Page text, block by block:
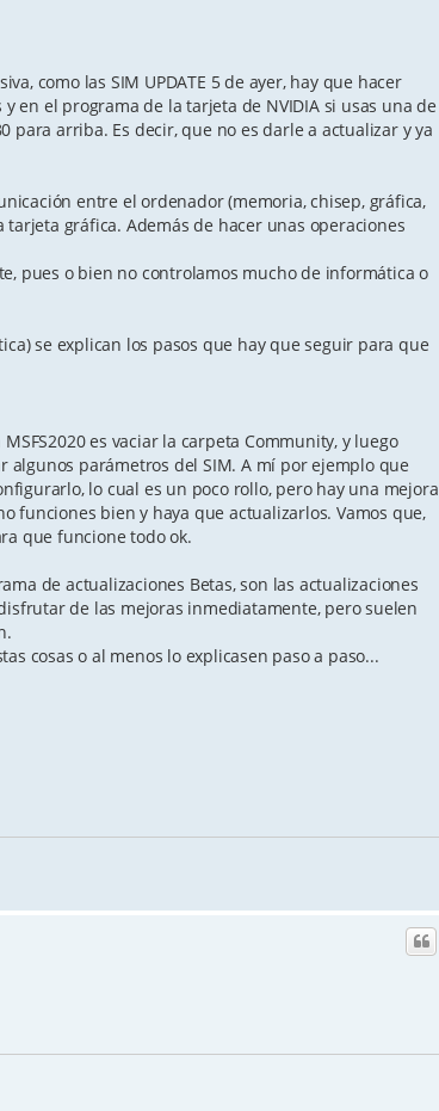
como las SIM UPDATE 5 de ayer, hay que hacer
en el programa de la tarjeta de NVIDIA si usas una de
arriba. Es decir, que no es darle a actualizar y ya
entre el ordenador (memoria, chisep, gráfica,
gráfica. Además de hacer unas operaciones
pues o bien no controlamos mucho de informática o
se explican los pasos que hay que seguir para que
es vaciar la carpeta Community, y luego
algunos parámetros del SIM. A mí por ejemplo que
lo cual es un poco rollo, pero hay una mejora
funciones bien y haya que actualizarlos. Vamos que,
que funcione todo ok.
de actualizaciones Betas, son las actualizaciones
de las mejoras inmediatamente, pero suelen
cosas o al menos lo explicasen paso a paso...